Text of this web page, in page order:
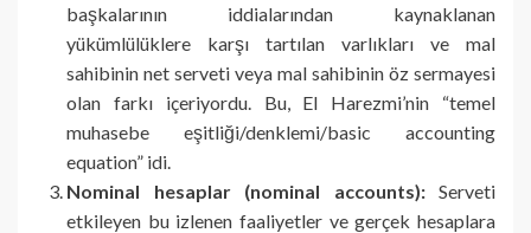
başkalarının iddialarından kaynaklanan
yükümlülüklere karşı tartılan varlıkları ve mal
sahibinin net serveti veya mal sahibinin öz sermayesi
olan farkı içeriyordu. Bu, El Harezmi’nin “temel
muhasebe eşitliği/denklemi/basic accounting
equation” idi.
Nominal hesaplar (nominal accounts):Serveti
etkileyen bu izlenen faaliyetler ve gerçek hesaplara